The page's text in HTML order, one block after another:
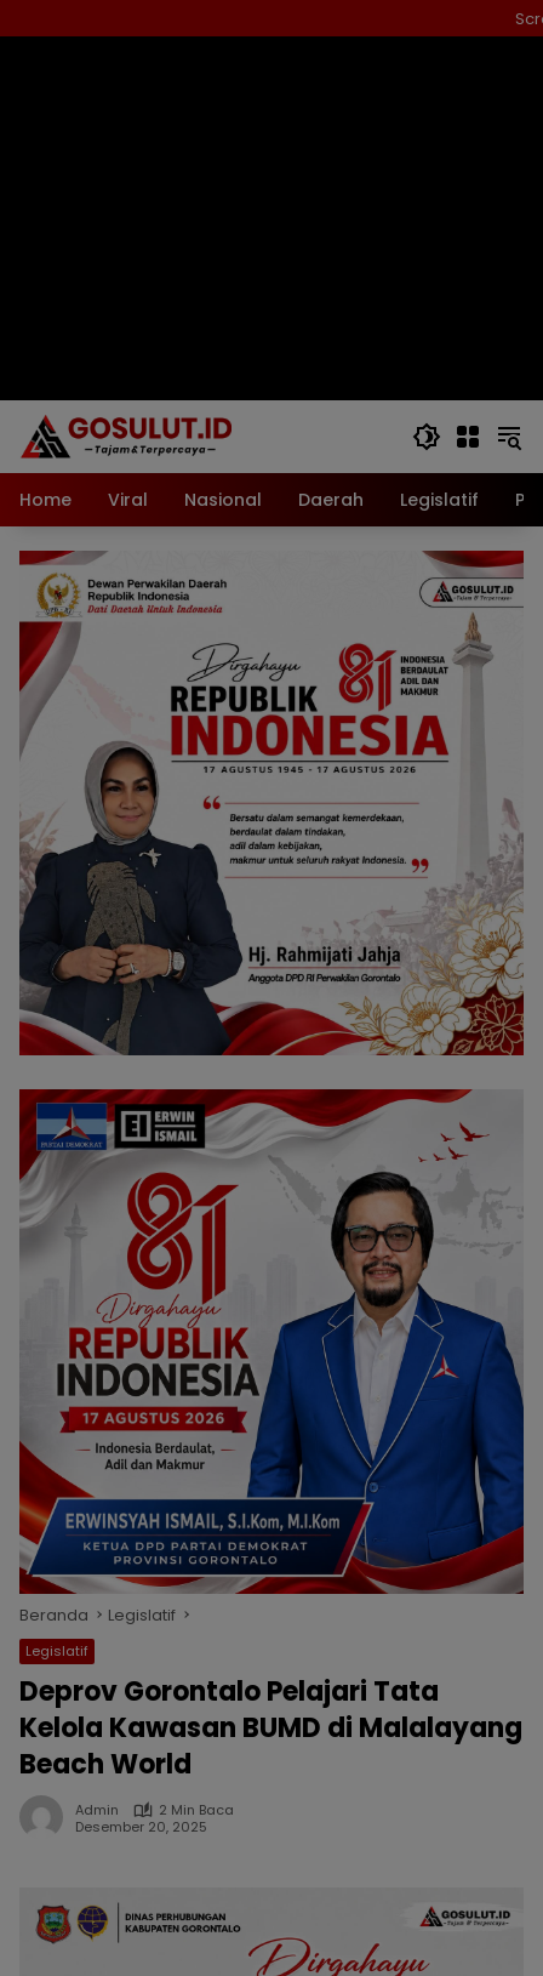
ke
Home Viral Nasional Daerah Legislatif
Beranda Legislatif
Legislatif
Deprov Gorontalo Pelajari Tata
Kelola Kawasan BUMD di Malalayang
Beach World
Admin
2 Min Baca
Desember 20, 2025